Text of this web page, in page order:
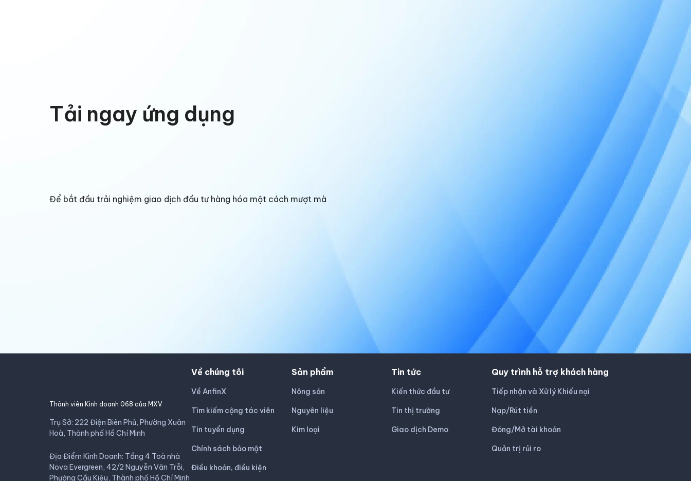
Tải ngay ứng dụng
Để bắt đầu trải nghiệm giao dịch đầu tư hàng hóa một cách mượt mà
Thành viên Kinh doanh 068 của MXV
Trụ Sở: 222 Điện Biên Phủ, Phường Xuân
Hoà, Thành phố Hồ Chí Minh
Địa Điểm Kinh Doanh: Tầng 4 Toà nhà
Nova Evergreen, 42/2 Nguyễn Văn Trỗi,
Phường Cầu Kiệu, Thành phố Hồ Chí Minh
Về chúng tôi
Về AnfinX
Tìm kiếm cộng tác viên
Tin tuyển dụng
Chính sách bảo mật
Điều khoản, điều kiện
Sản phẩm
Nông sản
Nguyên liệu
Kim loại
Tin tức
Kiến thức đầu tư
Tin thị trường
Giao dịch Demo
Quy trình hỗ trợ khách hàng
Tiếp nhận và Xử lý Khiếu nại
Nạp/Rút tiền
Đóng/Mở tài khoản
Quản trị rủi ro